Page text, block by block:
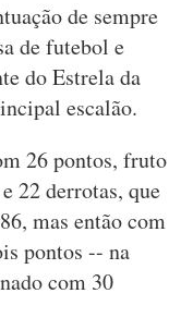
de sempre
de futebol e
do Estrela da
escalão.
26 pontos, fruto
22 derrotas, que
mas então com
pontos -- na
com 30